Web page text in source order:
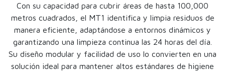
Con su capacidad para cubrir áreas de hasta 100,000
metros cuadrados, el MT1 identifica y limpia residuos de
manera eficiente, adaptándose a entornos dinámicos y
garantizando una limpieza continua las 24 horas del día.
Su diseño modular y facilidad de uso lo convierten en una
solución ideal para mantener altos estándares de higiene